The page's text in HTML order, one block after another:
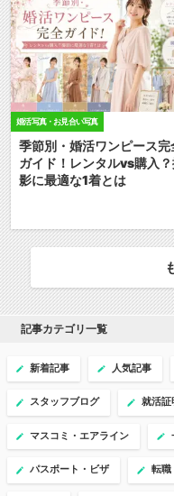
婚活写真・お見合い写真
季節別・婚活ワンピース完
ガイド！レンタルvs購入
影に最適な1着とは
記事カテゴリ一覧
新着記事 人気記事
スタッフブログ 就活証
マスコミ・エアライン
パスポート・ビザ 転職